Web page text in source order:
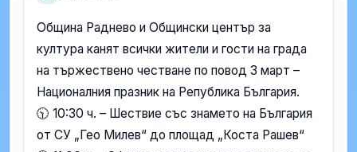
Община Раднево и Общински център за
култура канят всички жители и гости на града
на тържествено честване по повод 3 март –
Националния празник на Република България.
🕥 10:30 ч. – Шествие със знамето на България
от СУ „Гео Милев“ до площад „Коста Рашев“